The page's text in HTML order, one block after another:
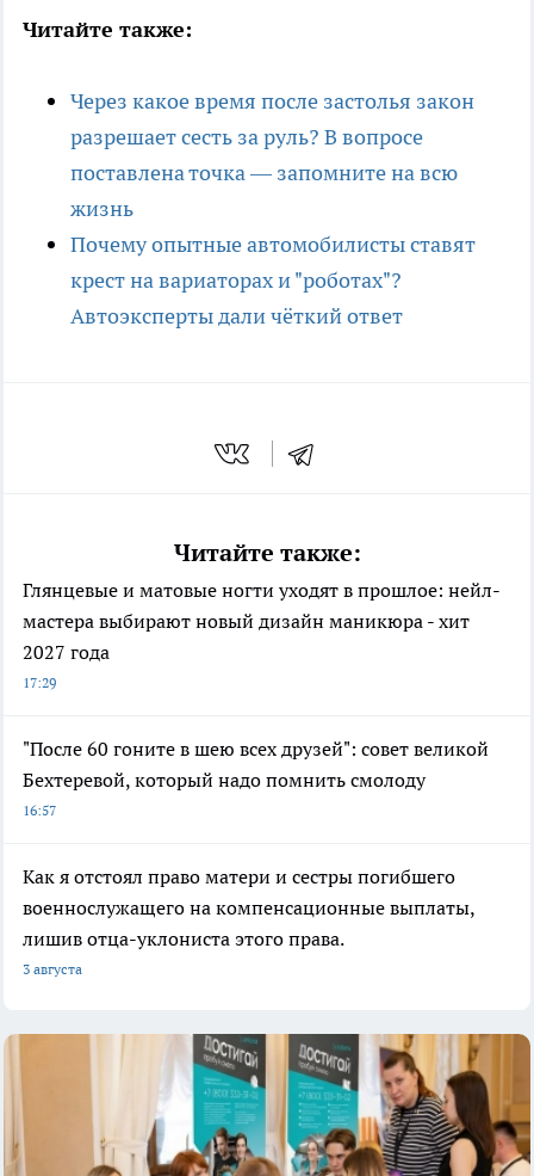
Читайте также:
Через какое время после застолья закон
разрешает сесть за руль? В вопросе
поставлена точка — запомните на всю
жизнь
Почему опытные автомобилисты ставят
крест на вариаторах и "роботах"?
Автоэксперты дали чёткий ответ
Читайте также:
Глянцевые и матовые ногти уходят в прошлое: нейл-
мастера выбирают новый дизайн маникюра - хит
2027 года
17:29
"После 60 гоните в шею всех друзей": совет великой
Бехтеревой, который надо помнить смолоду
16:57
Как я отстоял право матери и сестры погибшего
военнослужащего на компенсационные выплаты,
лишив отца-уклониста этого права.
3 августа